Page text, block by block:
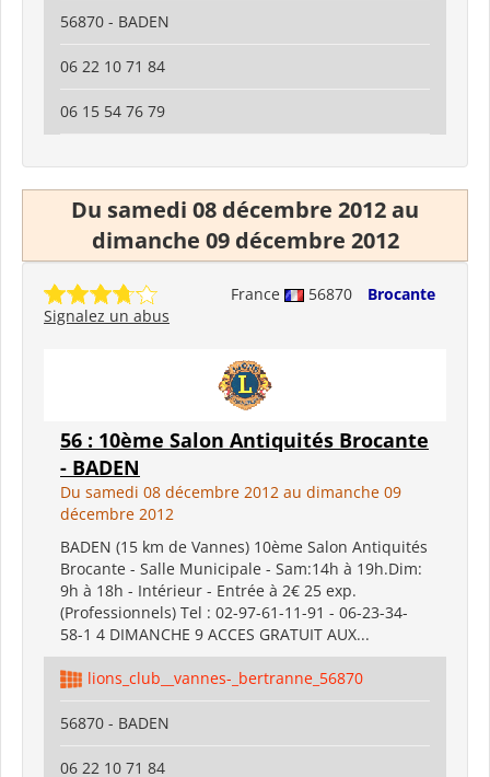
56870 - BADEN
06 22 10 71 84
06 15 54 76 79
Du samedi 08 décembre 2012 au
dimanche 09 décembre 2012
France 56870
Brocante
Signalez un abus
56 : 10ème Salon Antiquités Brocante
- BADEN
Du samedi 08 décembre 2012 au dimanche 09
décembre 2012
BADEN (15 km de Vannes) 10ème Salon Antiquités
Brocante - Salle Municipale - Sam:14h à 19h.Dim:
9h à 18h - Intérieur - Entrée à 2€ 25 exp.
(Professionnels) Tel : 02-97-61-11-91 - 06-23-34-
58-1 4 DIMANCHE 9 ACCES GRATUIT AUX...
lions_club__vannes-_bertranne_56870
56870 - BADEN
06 22 10 71 84